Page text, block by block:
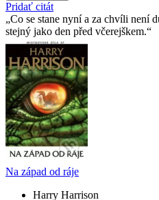
Pridať citát
Co se stane nyní a za chvíli není
stejný jako den před včerejškem.
Na západ od ráje
Harry Harrison